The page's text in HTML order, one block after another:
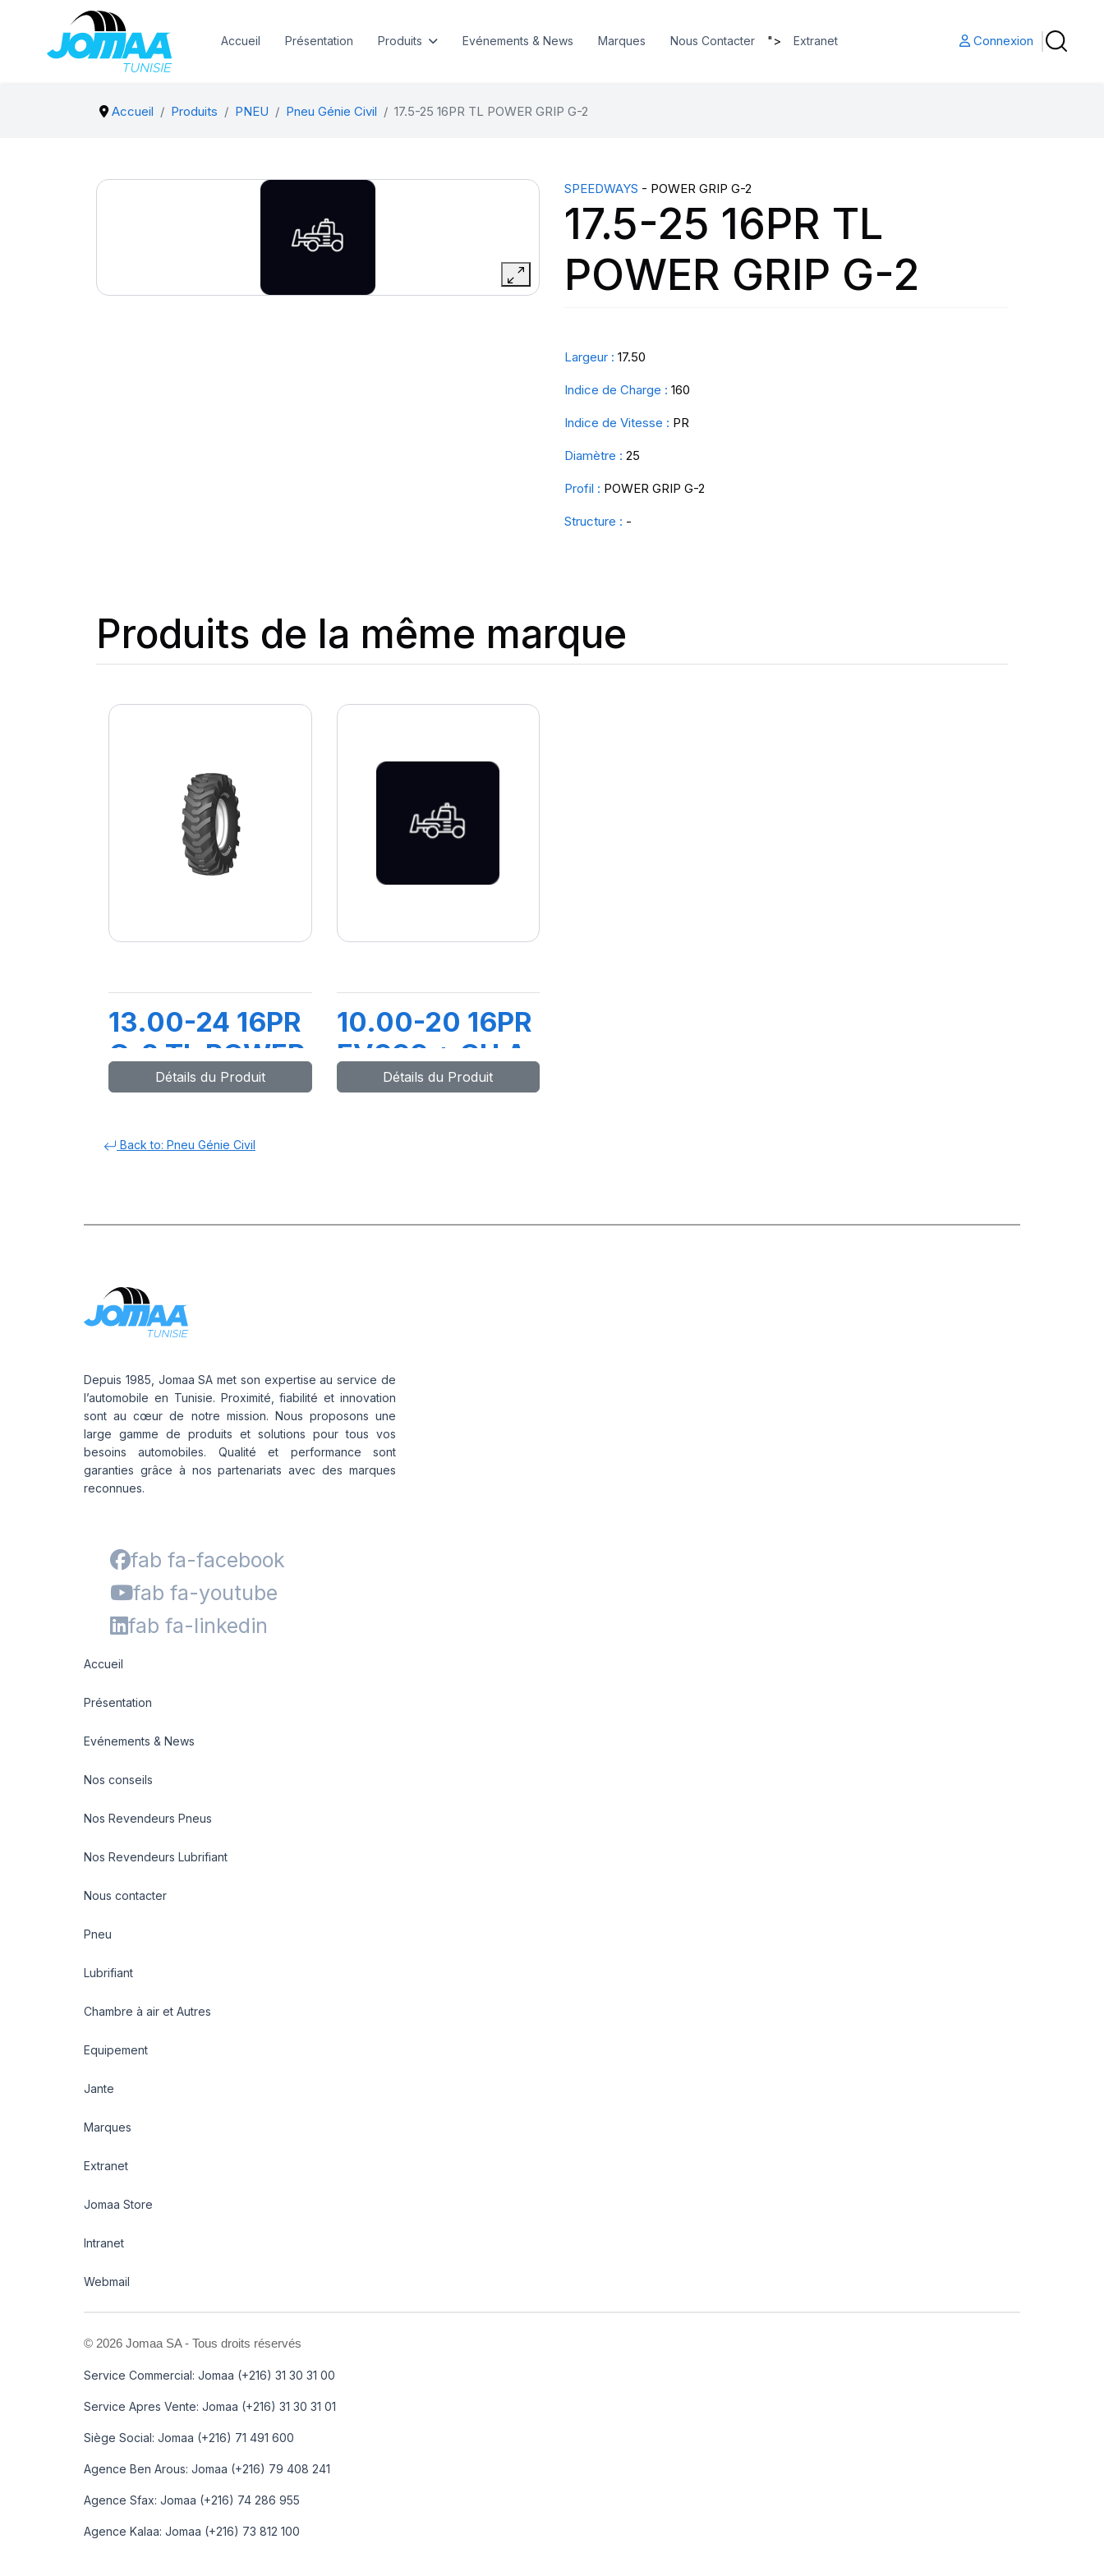
Accueil Présentation Produits Evénements & News Marques Nous Contacter "> Extranet Connexion
Accueil Produits PNEU Pneu Génie Civil 17.5-25 16PR TL POWER GRIP G-2
SPEEDWAYS - POWER GRIP G-2
17.5-25 16PR TL
POWER GRIP G-2
Largeur : 17.50
Indice de Charge : 160
Indice de Vitesse : PR
Diamètre : 25
Profil : POWER GRIP G-2
Structure : -
Produits de la même marque
13.00-24 16PR
G-2 TL POWER
GRIPDétails du Produit
10.00-20 16PR
EV999 + CH A
AIR + FLAP
Détails du Produit
Back to: Pneu Génie Civil
Depuis 1985, Jomaa SA met son expertise au service de
l’automobile en Tunisie. Proximité, fiabilité et innovation
sont au cœur de notre mission. Nous proposons une
large gamme de produits et solutions pour tous vos
besoins automobiles. Qualité et performance sont
garanties grâce à nos partenariats avec des marques
reconnues.
fab fa-facebook
fab fa-youtube
fab fa-linkedin
Accueil
Présentation
Evénements & News
Nos conseils
Nos Revendeurs Pneus
Nos Revendeurs Lubrifiant
Nous contacter
Pneu
Lubrifiant
Chambre à air et Autres
Equipement
Jante
Marques
Extranet
Jomaa Store
Intranet
Webmail
© 2026 Jomaa SA - Tous droits réservés
Service Commercial: Jomaa (+216) 31 30 31 00
Service Apres Vente: Jomaa (+216) 31 30 31 01
Siège Social: Jomaa (+216) 71 491 600
Agence Ben Arous: Jomaa (+216) 79 408 241
Agence Sfax: Jomaa (+216) 74 286 955
Agence Kalaa: Jomaa (+216) 73 812 100